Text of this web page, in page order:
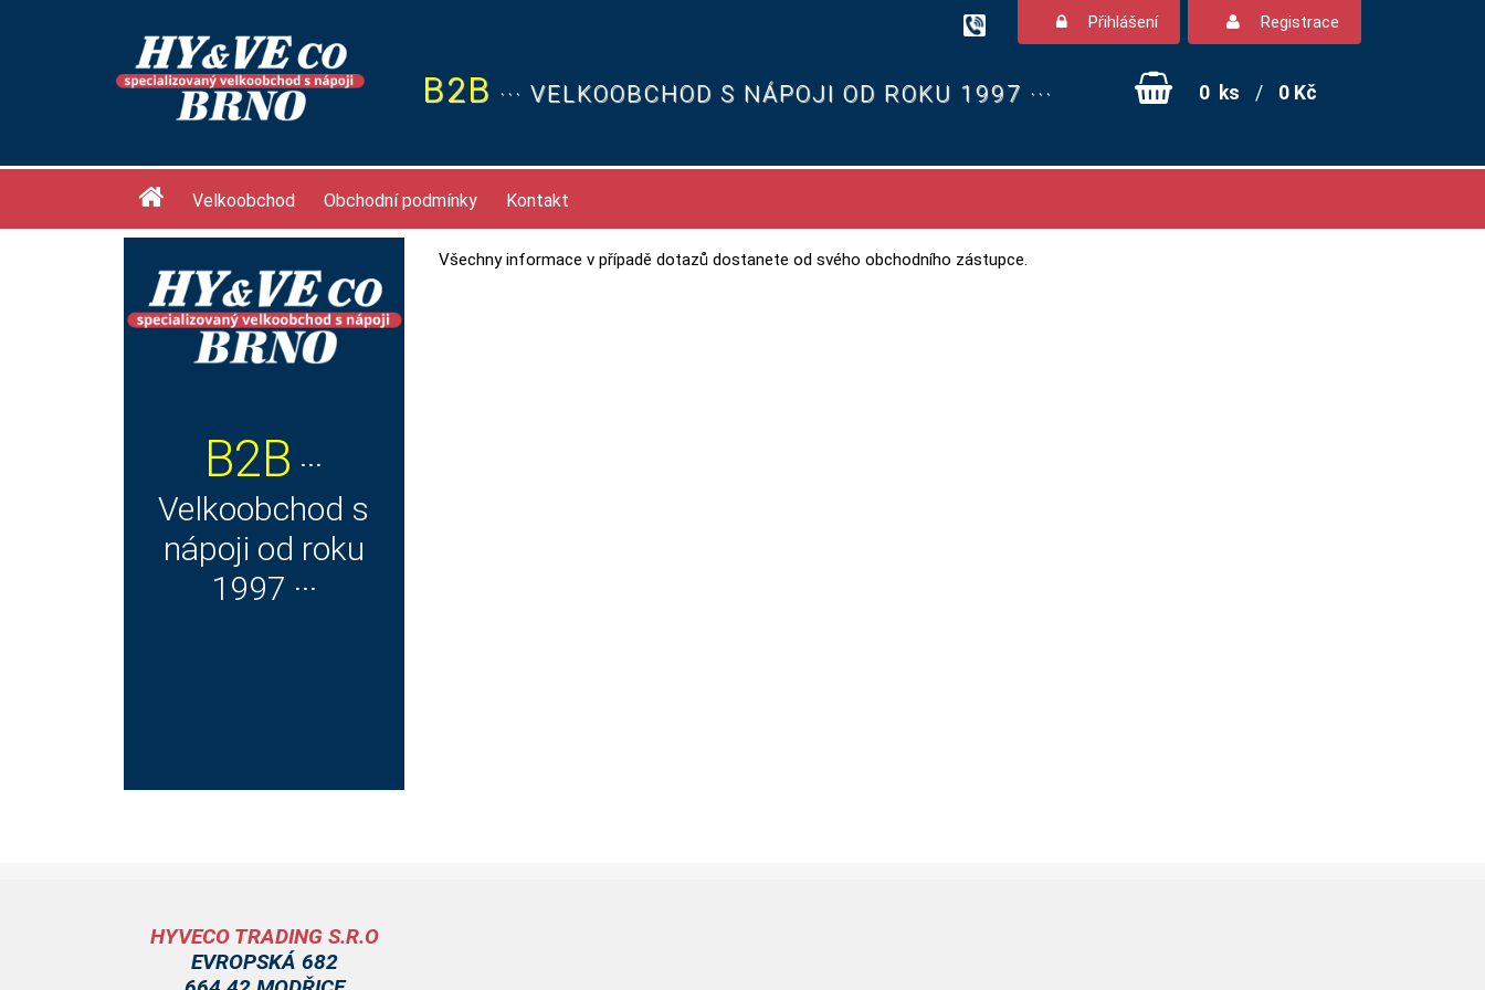
Přihlášení Registrace
B2B ··· VELKOOBCHOD S NÁPOJI OD ROKU 1997 ··· 0 ks / 0 Kč
Velkoobchod Obchodní podmínky Kontakt
B2B ···
Velkoobchod s
nápoji od roku
1997 ···
Všechny informace v případě dotazů dostanete od svého obchodního zástupce.
HYVECO TRADING S.R.O
EVROPSKÁ 682